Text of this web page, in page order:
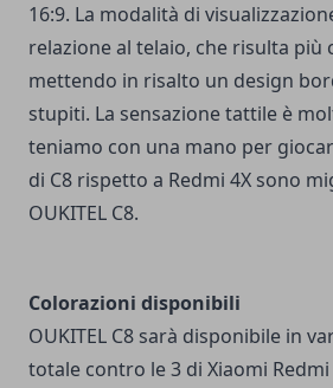
16:9. La modalità di
relazione al telaio, che risulta
mettendo in risalto un design
stupiti. La sensazione tattile è
teniamo con una mano per
di C8 rispetto a Redmi 4X sono
OUKITEL C8.
Colorazioni disponibili
OUKITEL C8 sarà disponibile in
totale contro le 3 di Xiaomi